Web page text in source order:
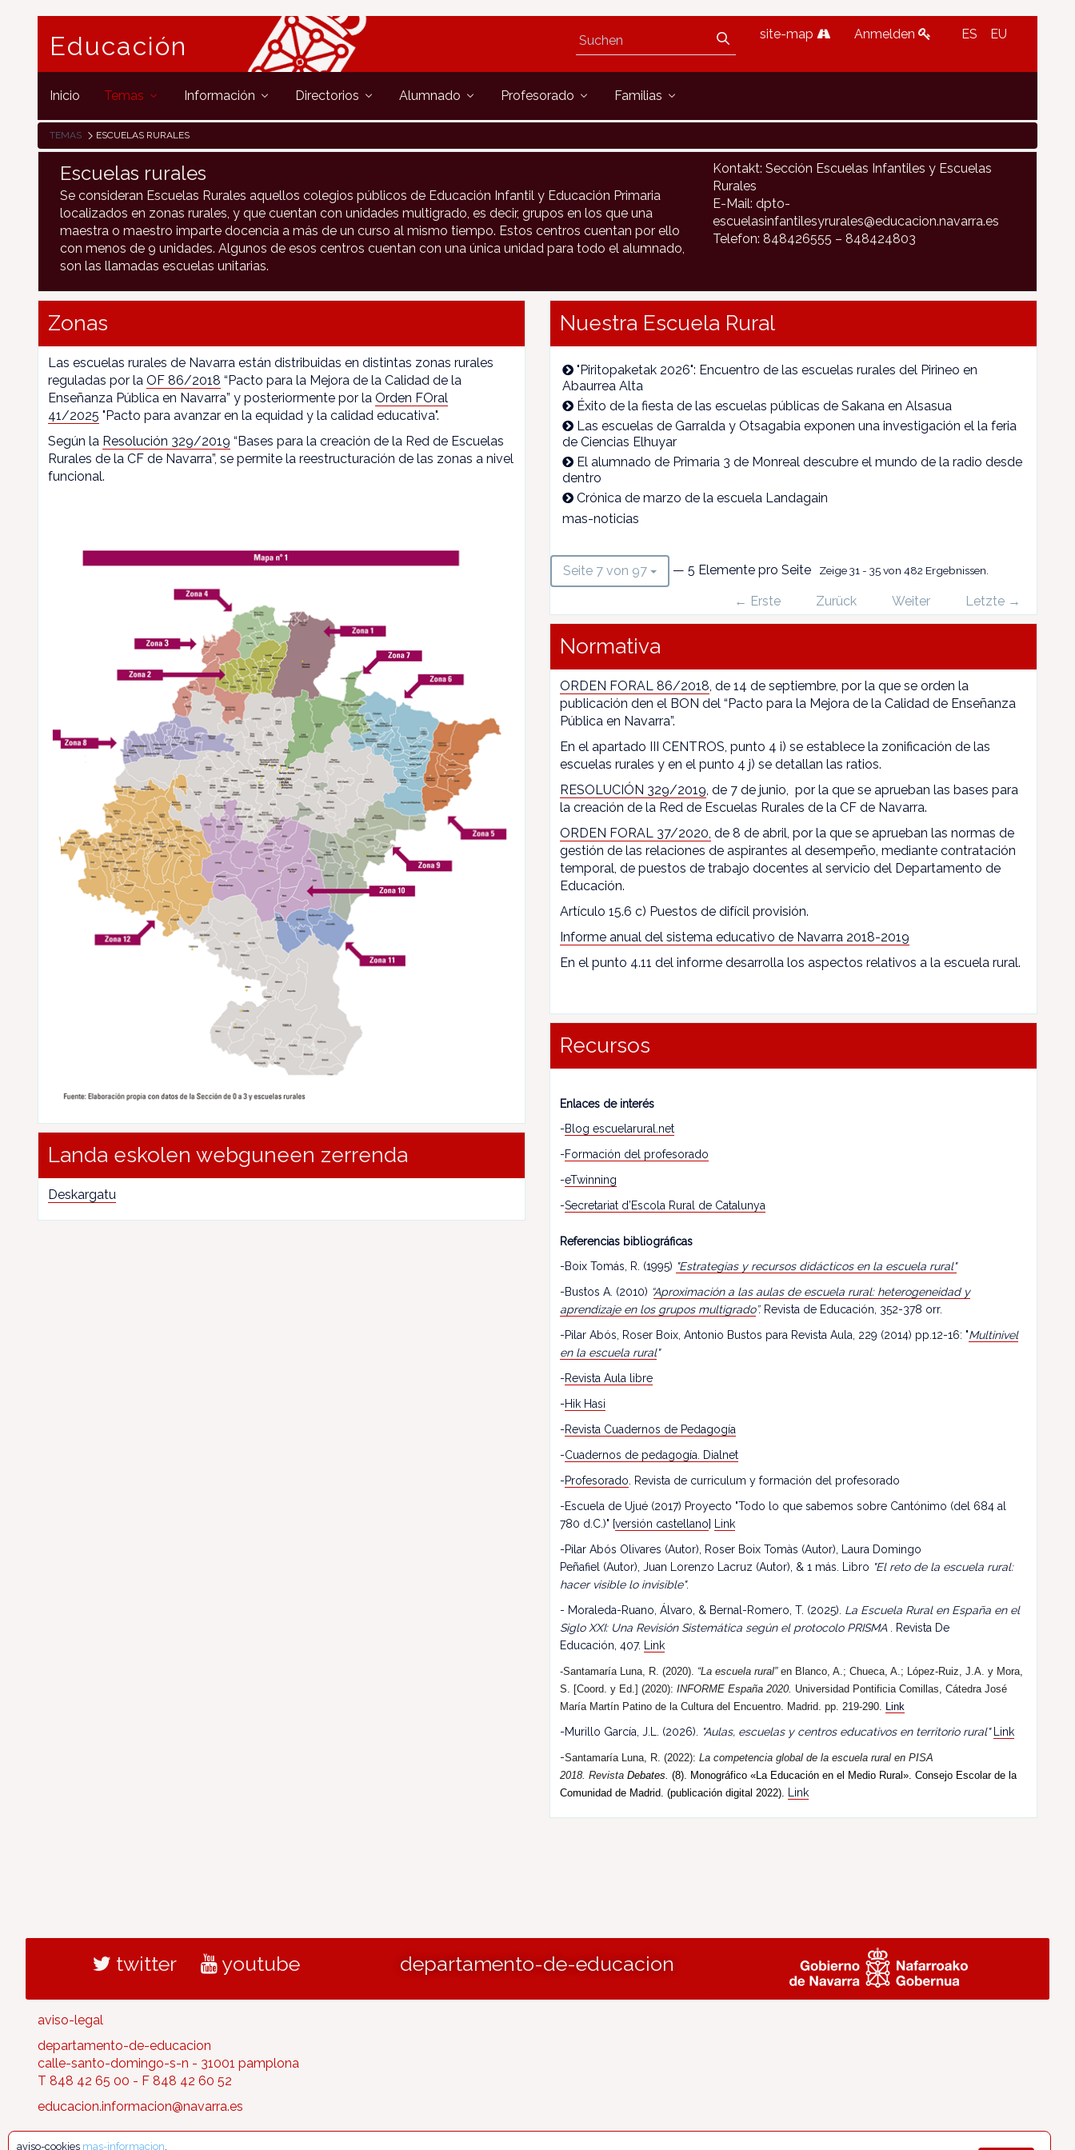
Educación site-map Anmelden ES EU
Inicio Temas Información Directorios Alumnado Profesorado Familias
TEMAS ESCUELAS RURALES
Escuelas rurales
Se consideran Escuelas Rurales aquellos colegios públicos de Educación Infantil y Educación Primaria
localizados en zonas rurales, y que cuentan con unidades multigrado, es decir, grupos en los que una
maestra o maestro imparte docencia a más de un curso al mismo tiempo. Estos centros cuentan por ello
con menos de 9 unidades. Algunos de esos centros cuentan con una única unidad para todo el alumnado,
son las llamadas escuelas unitarias.
Kontakt: Sección Escuelas Infantiles y Escuelas
Rurales
E-Mail: dpto-
escuelasinfantilesyrurales@educacion.navarra.es
Telefon: 848426555 – 848424803
Zonas
Las escuelas rurales de Navarra están distribuidas en distintas zonas rurales
reguladas por la OF 86/2018 “Pacto para la Mejora de la Calidad de la
Enseñanza Pública en Navarra” y posteriormente por la Orden FOral
41/2025 "Pacto para avanzar en la equidad y la calidad educativa".
Según la Resolución 329/2019 “Bases para la creación de la Red de Escuelas
Rurales de la CF de Navarra”, se permite la reestructuración de las zonas a nivel
funcional.
Landa eskolen webguneen zerrenda
Deskargatu
Nuestra Escuela Rural
"Piritopaketak 2026": Encuentro de las escuelas rurales del Pirineo en
Abaurrea Alta
Éxito de la fiesta de las escuelas públicas de Sakana en Alsasua
Las escuelas de Garralda y Otsagabia exponen una investigación el la feria
de Ciencias Elhuyar
El alumnado de Primaria 3 de Monreal descubre el mundo de la radio desde
dentro
Crónica de marzo de la escuela Landagain
mas-noticias
Seite 7 von 97 — 5 Elemente pro Seite Zeige 31 - 35 von 482 Ergebnissen.
← Erste Zurück Weiter Letzte →
Normativa
ORDEN FORAL 86/2018, de 14 de septiembre, por la que se orden la
publicación den el BON del “Pacto para la Mejora de la Calidad de Enseñanza
Pública en Navarra”.
En el apartado III CENTROS, punto 4 i) se establece la zonificación de las
escuelas rurales y en el punto 4 j) se detallan las ratios.
RESOLUCIÓN 329/2019, de 7 de junio, por la que se aprueban las bases para
la creación de la Red de Escuelas Rurales de la CF de Navarra.
ORDEN FORAL 37/2020, de 8 de abril, por la que se aprueban las normas de
gestión de las relaciones de aspirantes al desempeño, mediante contratación
temporal, de puestos de trabajo docentes al servicio del Departamento de
Educación.
Artículo 15.6 c) Puestos de difícil provisión.
Informe anual del sistema educativo de Navarra 2018-2019
En el punto 4.11 del informe desarrolla los aspectos relativos a la escuela rural.
Recursos
Enlaces de interés
-Blog escuelarural.net
-Formación del profesorado
-eTwinning
-Secretariat d’Escola Rural de Catalunya
Referencias bibliográficas
-Boix Tomás, R. (1995) "Estrategias y recursos didácticos en la escuela rural"
-Bustos A. (2010) “Aproximación a las aulas de escuela rural: heterogeneidad y
aprendizaje en los grupos multigrado”. Revista de Educación, 352-378 orr.
-Pilar Abós, Roser Boix, Antonio Bustos para Revista Aula, 229 (2014) pp.12-16: "Multinivel
en la escuela rural"
-Revista Aula libre
-Hik Hasi
-Revista Cuadernos de Pedagogía
-Cuadernos de pedagogía. Dialnet
-Profesorado . Revista de curriculum y formación del profesorado
-Escuela de Ujué (2017) Proyecto "Todo lo que sabemos sobre Cantónimo (del 684 al
780 d.C.)" [versión castellano]
Link
-Pilar Abós Olivares (Autor), Roser Boix Tomàs (Autor), Laura Domingo
Peñafiel (Autor), Juan Lorenzo Lacruz (Autor), & 1 más. Libro "El reto de la escuela rural:
hacer visible lo invisible".
- Moraleda-Ruano, Álvaro, & Bernal-Romero, T. (2025). La Escuela Rural en España en el
Siglo XXI: Una Revisión Sistemática según el protocolo PRISMA . Revista De
Educación, 407.
Link
-Santamaría Luna, R. (2020). “La escuela rural”en Blanco, A.; Chueca, A.; López-Ruiz, J.A. y Mora,
S. [Coord. y Ed.] (2020): INFORME España 2020. Universidad Pontificia Comillas, Cátedra José
María Martín Patino de la Cultura del Encuentro. Madrid. pp. 219-290. Link
-Murillo García, J.L. (2026). "Aulas, escuelas y centros educativos en territorio rural"
Link
-Santamaría Luna, R. (2022): La competencia global de la escuela rural en PISA
2018. Revista Debates. (8). Monográfico «La Educación en el Medio Rural». Consejo Escolar de la
Comunidad de Madrid. (publicación digital 2022).
Link
twitter youtube departamento-de-educacion
aviso-legal
departamento-de-educacion
calle-santo-domingo-s-n - 31001 pamplona
T 848 42 65 00 - F 848 42 60 52
educacion.informacion@navarra.es
aviso-cookies mas-informacion.